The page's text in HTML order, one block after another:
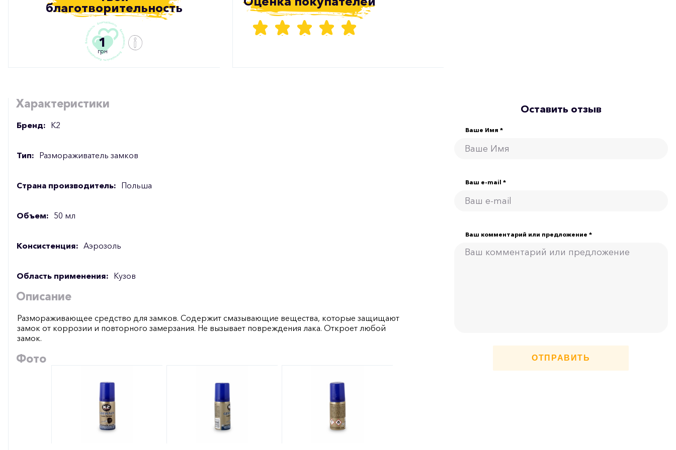
благотворительность
1
грн
Характеристики
Бренд: К2
Тип: Размораживатель замков
Страна производитель: Польша
Объем: 50 мл
Консистенция: Аэрозоль
Область применения: Кузов
Описание
Размораживающее средство для замков. Содержит смазывающие вещества, которые защищают
замок от коррозии и повторного замерзания. Не вызывает повреждения лака. Откроет любой
замок.
Фото
Оставить отзыв
Ваше Имя *
Ваш e-mail *
Ваш комментарий или предложение *
ОТПРАВИТЬ